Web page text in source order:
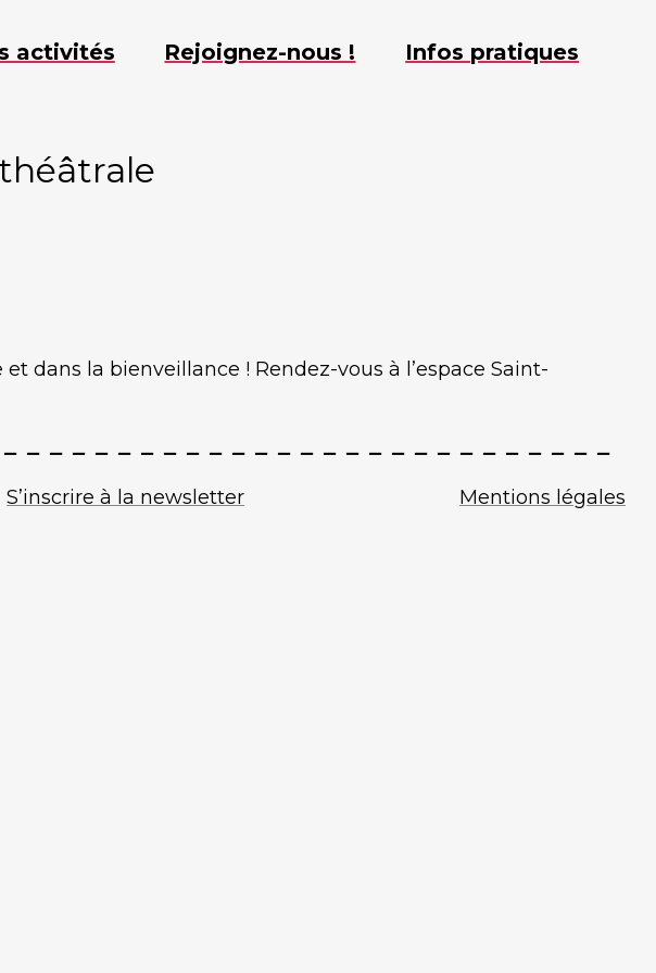
activités Rejoignez-nous ! Infos pratiques
dans la bienveillance ! Rendez-vous à l’espace Saint-
S’inscrire à la newsletter Mentions légales